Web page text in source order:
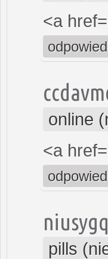
<a
online
<a
pills